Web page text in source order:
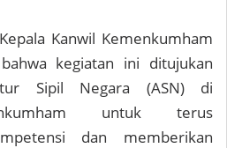
Kanwil Kemenkumham
kegiatan ini ditujukan
Sipil Negara (ASN) di
untuk terus
dan memberikan